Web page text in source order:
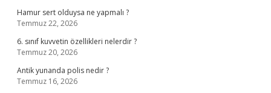
Hamur sert olduysa ne yapmalı ?
Temmuz 22, 2026
6. sınıf kuvvetin özellikleri nelerdir ?
Temmuz 20, 2026
Antik yunanda polis nedir ?
Temmuz 16, 2026